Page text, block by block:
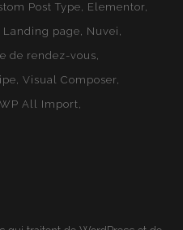
Post Type
Elementor
Landing page
Nuvei
de rendez-vous
Visual Composer
WP All Import